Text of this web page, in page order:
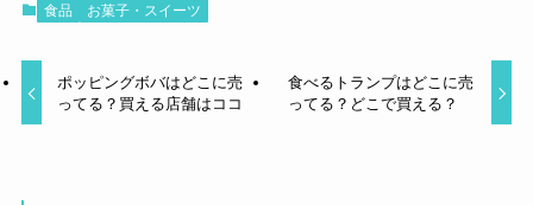
食品 お菓子・スイーツ
ポッピングボバはどこに売
ってる？買える店舗はココ
食べるトランプはどこに売
ってる？どこで買える？